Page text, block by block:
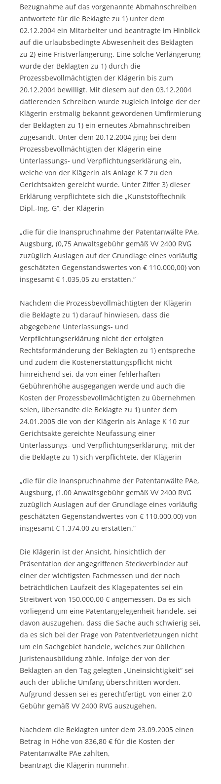
Bezugnahme auf das vorgenannte Abmahnschreiben
antwortete für die Beklagte zu 1) unter dem
02.12.2004 ein Mitarbeiter und beantragte im Hinblick
auf die urlaubsbedingte Abwesenheit des Beklagten
zu 2) eine Fristverlängerung. Eine solche Verlängerung
wurde der Beklagten zu 1) durch die
Prozessbevollmächtigten der Klägerin bis zum
20.12.2004 bewilligt. Mit diesem auf den 03.12.2004
datierenden Schreiben wurde zugleich infolge der der
Klägerin erstmalig bekannt gewordenen Umfirmierung
der Beklagten zu 1) ein erneutes Abmahnschreiben
zugesandt. Unter dem 20.12.2004 ging bei dem
Prozessbevollmächtigten der Klägerin eine
Unterlassungs- und Verpflichtungserklärung ein,
welche von der Klägerin als Anlage K 7 zu den
Gerichtsakten gereicht wurde. Unter Ziffer 3) dieser
Erklärung verpflichtete sich die „Kunststofftechnik
Dipl.-Ing. G“, der Klägerin
„die für die Inanspruchnahme der Patentanwälte PAe,
Augsburg, (0,75 Anwaltsgebühr gemäß VV 2400 RVG
zuzüglich Auslagen auf der Grundlage eines vorläufig
geschätzten Gegenstandswertes von € 110.000,00) von
insgesamt € 1.035,05 zu erstatten.“
Nachdem die Prozessbevollmächtigten der Klägerin
die Beklagte zu 1) darauf hinwiesen, dass die
abgegebene Unterlassungs- und
Verpflichtungserklärung nicht der erfolgten
Rechtsformänderung der Beklagten zu 1) entspreche
und zudem die Kostenerstattungspflicht nicht
hinreichend sei, da von einer fehlerhaften
Gebührenhöhe ausgegangen werde und auch die
Kosten der Prozessbevollmächtigten zu übernehmen
seien, übersandte die Beklagte zu 1) unter dem
24.01.2005 die von der Klägerin als Anlage K 10 zur
Gerichtsakte gereichte Neufassung einer
Unterlassungs- und Verpflichtungserklärung, mit der
die Beklagte zu 1) sich verpflichtete, der Klägerin
„die für die Inanspruchnahme der Patentanwälte PAe,
Augsburg, (1.00 Anwaltsgebühr gemäß VV 2400 RVG
zuzüglich Auslagen auf der Grundlage eines vorläufig
geschätzten Gegenstandwertes von € 110.000,00) von
insgesamt € 1.374,00 zu erstatten.“
Die Klägerin ist der Ansicht, hinsichtlich der
Präsentation der angegriffenen Steckverbinder auf
einer der wichtigsten Fachmessen und der noch
beträchtlichen Laufzeit des Klagepatentes sei ein
Streitwert von 150.000,00 € angemessen. Da es sich
vorliegend um eine Patentangelegenheit handele, sei
davon auszugehen, dass die Sache auch schwierig sei,
da es sich bei der Frage von Patentverletzungen nicht
um ein Sachgebiet handele, welches zur üblichen
Juristenausbildung zähle. Infolge der von der
Beklagten an den Tag gelegten „Uneinsichtigkeit“ sei
auch der übliche Umfang überschritten worden.
Aufgrund dessen sei es gerechtfertigt, von einer 2,0
Gebühr gemäß VV 2400 RVG auszugehen.
Nachdem die Beklagten unter dem 23.09.2005 einen
Betrag in Höhe von 836,80 € für die Kosten der
Patentanwälte PAe zahlten,
beantragt die Klägerin nunmehr,